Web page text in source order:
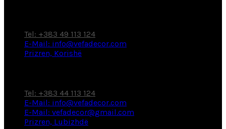
Tel: +383 49 113 124
E-Mail: info@vefadecor.com
Prizren, Korishë
Tel: +383 44 113 124
E-Mail: info@vefadecor.com
E-Mail: vefadecor@gmail.com
Prizren, Lubizhdë